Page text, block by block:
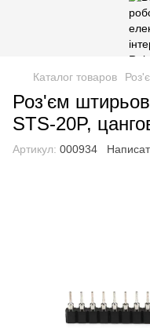
Каталог товаров
Роз'єм
STS-20P,
Артикул: 000934